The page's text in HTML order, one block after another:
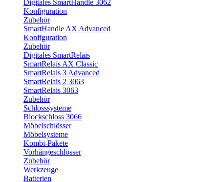
Digitales SmartHandle 3062
Konfiguration
Zubehör
SmartHandle AX Advanced
Konfiguration
Zubehör
Digitales SmartRelais
SmartRelais AX Classic
SmartRelais 3 Advanced
SmartRelais 2 3063
SmartRelais 3063
Zubehör
Schlosssysteme
Blockschloss 3066
Möbelschlösser
Möbelsysteme
Kombi-Pakete
Vorhängeschlösser
Zubehör
Werkzeuge
Batterien